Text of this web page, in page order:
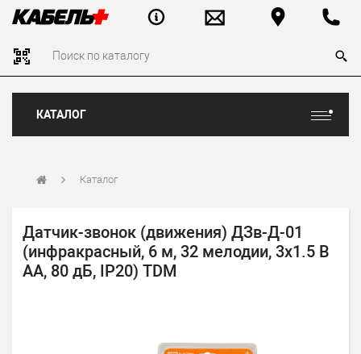
КАТАЛОГ
Каталог
Датчик-звонок (движения) ДЗв-Д-01
(инфракрасный, 6 м, 32 мелодии, 3х1.5 В
АА, 80 дБ, IP20) TDM